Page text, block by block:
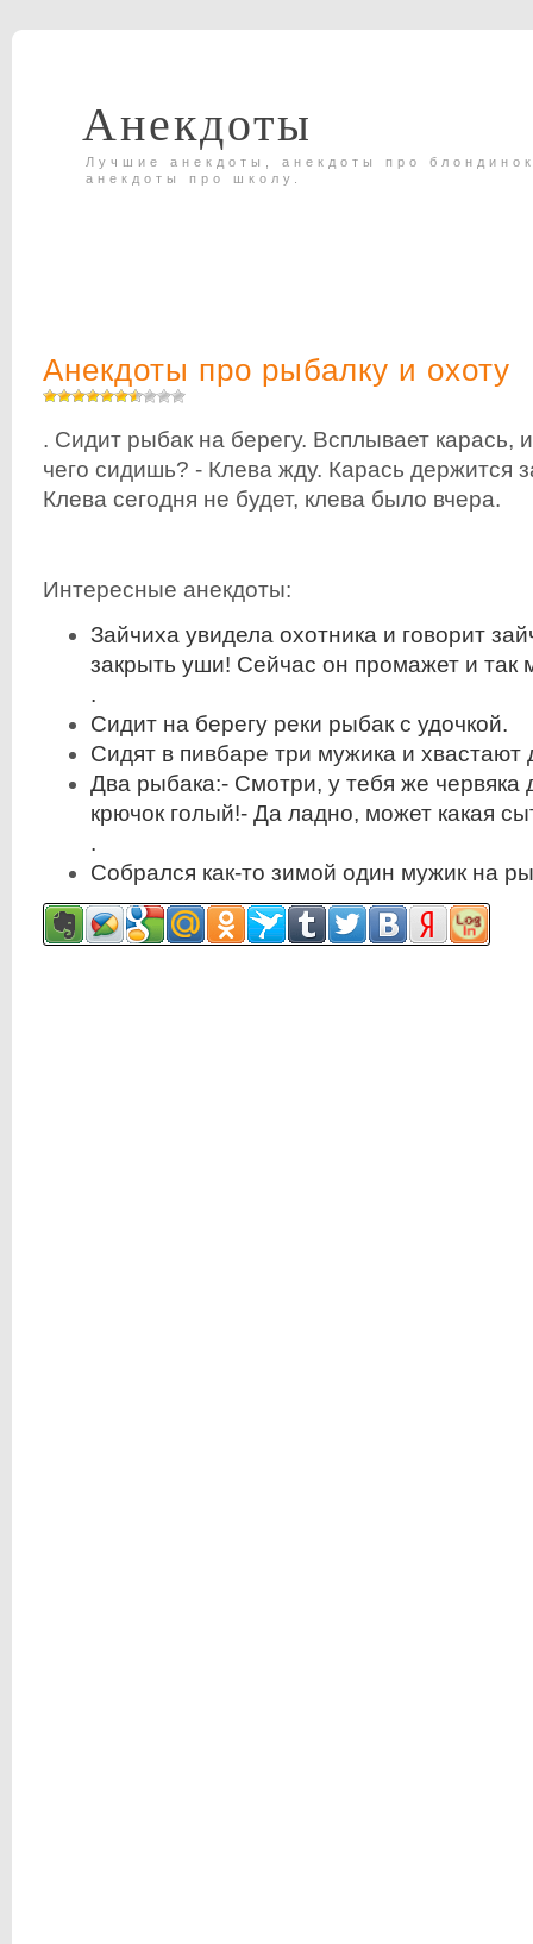
Анекдоты
Лучшие анекдоты, анекдоты про
анекдоты про школу.
Анекдоты про рыбалку и охоту
. Сидит рыбак на берегу. Всплывает карась,
чего сидишь? - Клева жду. Карась держится
Клева сегодня не будет, клева было вчера.
Интересные анекдоты:
Зайчиха увидела охотника и говорит
закрыть уши! Сейчас он промажет и так
.
Сидит на берегу реки рыбак с удочкой.
Сидят в пивбаре три мужика и хвастают
Два рыбака:- Смотри, у тебя же червяка
крючок голый!- Да ладно, может какая
.
Собрался как-то зимой один мужик на